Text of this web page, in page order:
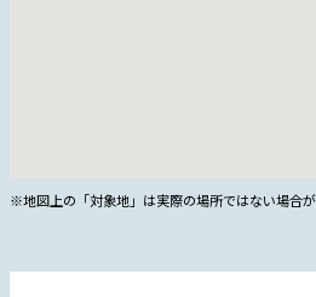
※地図上の「対象地」は実際の場所ではない場合